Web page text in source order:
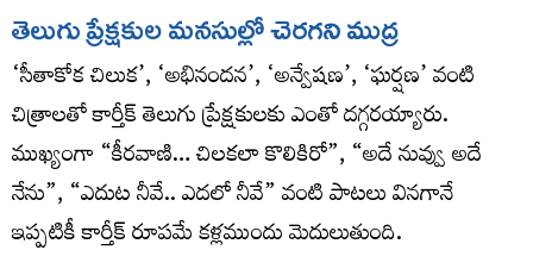
తెలుగు ప్రేక్షకుల మనసుల్లో చెరగని ముద్ర
‘సీతాకోక చిలుక’, ‘అభినందన’, ‘అన్వేషణ’, ‘ఘర్షణ’ వంటి
చిత్రాలతో కార్తీక్ తెలుగు ప్రేక్షకులకు ఎంతో దగ్గరయ్యారు.
ముఖ్యంగా “కీరవాణి… చిలకలా కొలికిరో”, “అదే నువ్వు అదే
నేను”, “ఎదుట నీవే.. ఎదలో నీవే” వంటి పాటలు వినగానే
ఇప్పటికీ కార్తీక్ రూపమే కళ్లముందు మెదులుతుంది.